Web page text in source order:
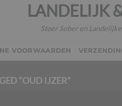
LANDELIJK
Stoer Sober en
VOORWAARDEN
“OUD IJZER”